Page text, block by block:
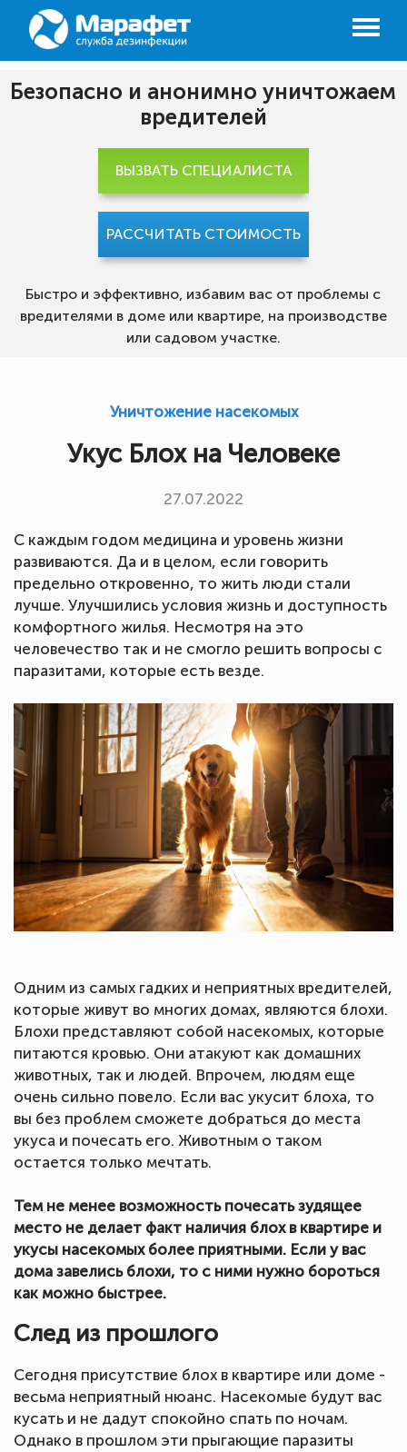
Безопасно и анонимно уничтожаем
вредителей
Быстро и эффективно, избавим вас от проблемы с
вредителями в доме или квартире, на производстве
или садовом участке.
ВЫЗВАТЬ СПЕЦИАЛИСТА
РАССЧИТАТЬ СТОИМОСТЬ
Уничтожение насекомых
Укус Блох на Человеке
27.07.2022
С каждым годом медицина и уровень жизни
развиваются. Да и в целом, если говорить
предельно откровенно, то жить люди стали
лучше. Улучшились условия жизнь и доступность
комфортного жилья. Несмотря на это
человечество так и не смогло решить вопросы с
паразитами, которые есть везде.
Одним из самых гадких и неприятных вредителей,
которые живут во многих домах, являются блохи.
Блохи представляют собой насекомых, которые
питаются кровью. Они атакуют как домашних
животных, так и людей. Впрочем, людям еще
очень сильно повело. Если вас укусит блоха, то
вы без проблем сможете добраться до места
укуса и почесать его. Животным о таком
остается только мечтать.
Тем не менее возможность почесать зудящее
место не делает факт наличия блох в квартире и
укусы насекомых более приятными. Если у вас
дома завелись блохи, то с ними нужно бороться
как можно быстрее.
След из прошлого
Сегодня присутствие блох в квартире или доме -
весьма неприятный нюанс. Насекомые будут вас
кусать и не дадут спокойно спать по ночам.
Однако в прошлом эти прыгающие паразиты